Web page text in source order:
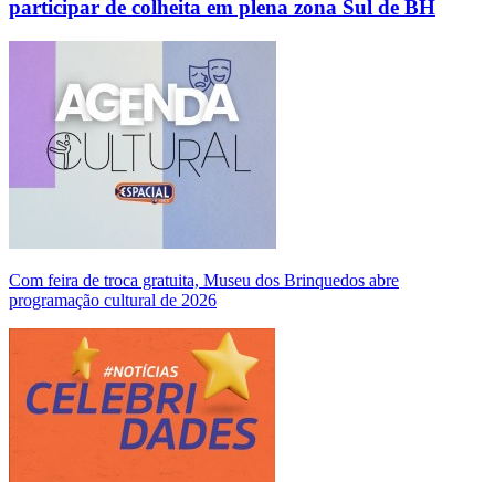
participar de colheita em plena zona Sul de BH
Com feira de troca gratuita, Museu dos Brinquedos abre
programação cultural de 2026